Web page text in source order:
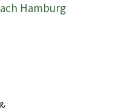
Hamburg